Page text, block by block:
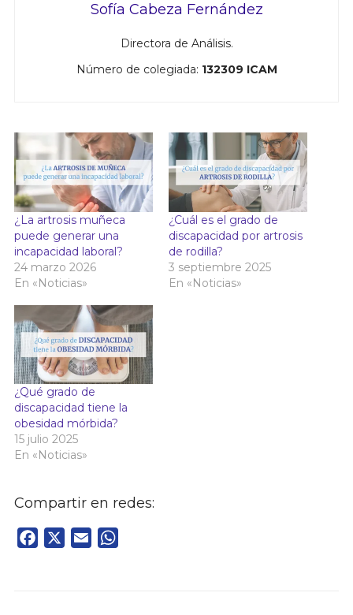
Sofía Cabeza Fernández
Directora de Análisis.
Número de colegiada: 132309 ICAM
¿La artrosis muñeca
puede generar una
incapacidad laboral?
24 marzo 2026
En «Noticias»
¿Cuál es el grado de
discapacidad por artrosis
de rodilla?
3 septiembre 2025
En «Noticias»
¿Qué grado de
discapacidad tiene la
obesidad mórbida?
15 julio 2025
En «Noticias»
Compartir en redes:
Facebook Email